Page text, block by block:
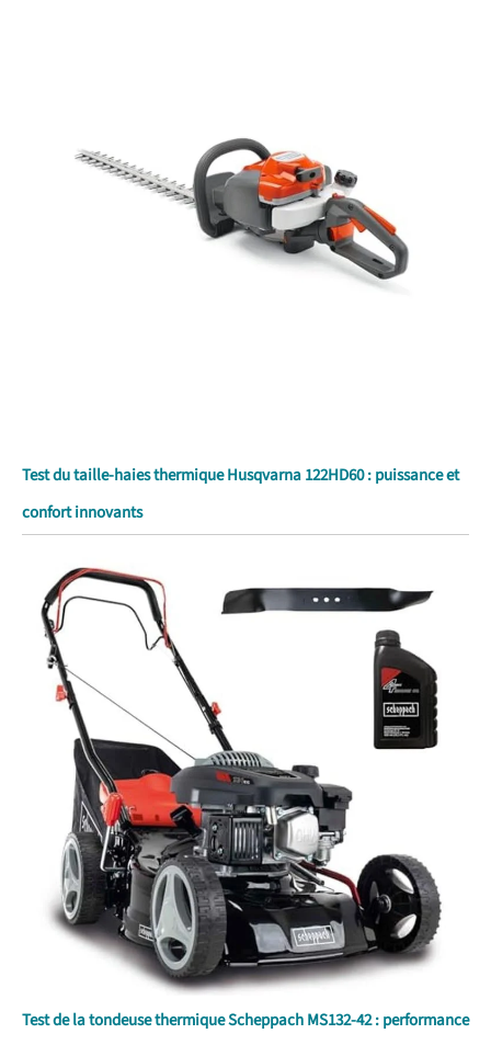
Test du taille-haies thermique Husqvarna 122HD60 : puissance et
confort innovants
Test de la tondeuse thermique Scheppach MS132-42 : performance